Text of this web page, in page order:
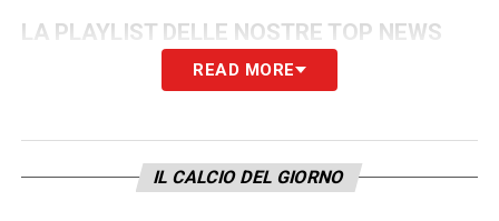
LA PLAYLIST DELLE NOSTRE TOP NEWS
READ MORE
IL CALCIO DEL GIORNO